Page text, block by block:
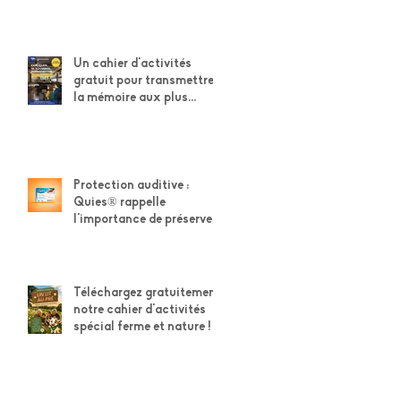
Un cahier d'activités
gratuit pour transmettre
la mémoire aux plus
Protection auditive :
Quies® rappelle
l'importance de préserver
Téléchargez gratuitement
notre cahier d'activités
spécial ferme et nature !